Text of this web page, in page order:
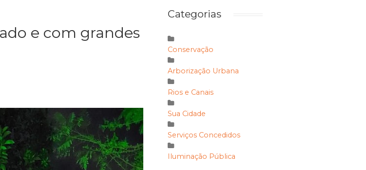
e com grandes
Categorias
Conservação
Arborização Urbana
Rios e Canais
Sua Cidade
Serviços Concedidos
Iluminação Pública